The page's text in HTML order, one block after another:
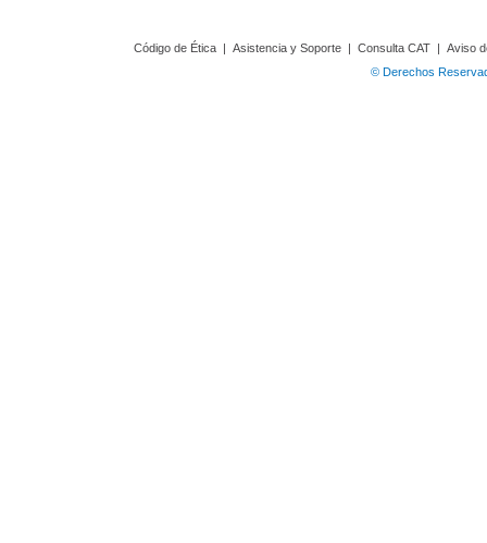
Código de Ética | Asistencia y Soporte | Consulta CAT | Aviso
© Derechos